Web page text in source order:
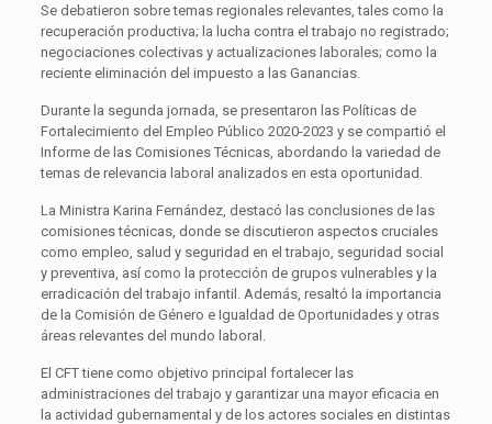
Se debatieron sobre temas regionales relevantes, tales como la
recuperación productiva; la lucha contra el trabajo no registrado;
negociaciones colectivas y actualizaciones laborales; como la
reciente eliminación del impuesto a las Ganancias.
Durante la segunda jornada, se presentaron las Políticas de
Fortalecimiento del Empleo Público 2020-2023 y se compartió el
Informe de las Comisiones Técnicas, abordando la variedad de
temas de relevancia laboral analizados en esta oportunidad.
La Ministra Karina Fernández, destacó las conclusiones de las
comisiones técnicas, donde se discutieron aspectos cruciales
como empleo, salud y seguridad en el trabajo, seguridad social
y preventiva, así como la protección de grupos vulnerables y la
erradicación del trabajo infantil. Además, resaltó la importancia
de la Comisión de Género e Igualdad de Oportunidades y otras
áreas relevantes del mundo laboral.
El CFT tiene como objetivo principal fortalecer las
administraciones del trabajo y garantizar una mayor eficacia en
la actividad gubernamental y de los actores sociales en distintas